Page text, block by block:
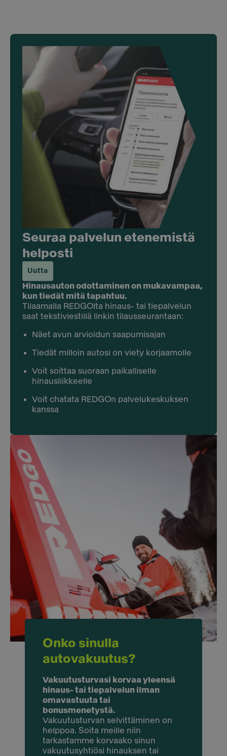
Seuraa palvelun etenemistä
helposti
Uutta
Hinausauton odottaminen on mukavampaa,
kun tiedät mitä tapahtuu.
Tilaamalla REDGOlta hinaus- tai tiepalvelun
saat tekstiviestillä linkin tilausseurantaan:
Näet avun arvioidun saapumisajan
Tiedät milloin autosi on viety korjaamolle
Voit soittaa suoraan paikalliselle
hinausliikkeelle
Voit chatata REDGOn palvelukeskuksen
kanssa
Onko sinulla
autovakuutus?
Vakuutusturvasi korvaa yleensä
hinaus- tai tiepalvelun ilman
omavastuuta tai
bonusmenetystä.
Vakuutusturvan selvittäminen on
helppoa. Soita meille niin
tarkastamme korvaako sinun
vakuutusyhtiösi hinauksen tai